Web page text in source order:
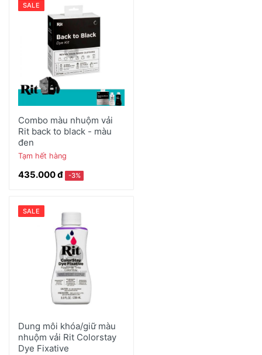
SALE
Combo màu nhuộm vải
Rit back to black - màu
đen
Tạm hết hàng
435.000 đ -3%
SALE
Dung môi khóa/giữ màu
nhuộm vải Rit Colorstay
Dye Fixative